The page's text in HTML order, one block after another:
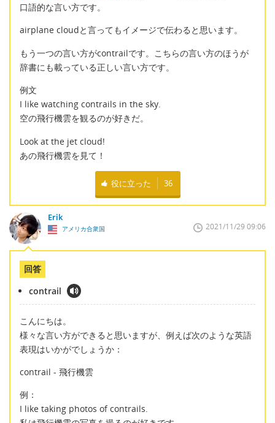
口語的な言い方です。
airplane cloudと言ってもイメージで伝わると思います。
もう一つの言い方がcontrailです。こちらの言い方のほうが
辞書にも載っている正しい言い方です。
例文
I like watching contrails in the sky.
空の飛行機雲を観るのが好きだ。
Look at the jet cloud!
あの飛行機雲を見て！
役に立った 36
Erik
アメリカ合衆国 2021/11/29 09:06
回答
contrail
こんにちは。
様々な言い方ができると思いますが、例えば次のような英語
表現はいかがでしょうか：
contrail - 飛行機雲
例：
I like taking photos of contrails.